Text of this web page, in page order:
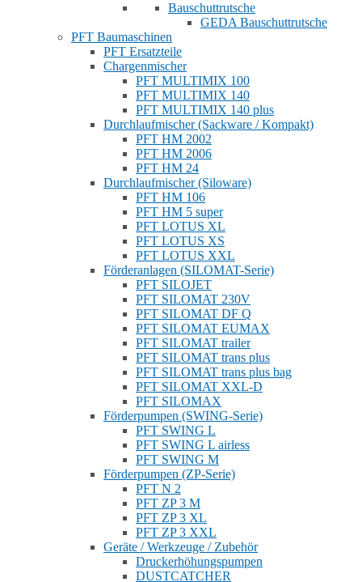
Bauschuttrutsche
GEDA Bauschuttrutsche
PFT Baumaschinen
PFT Ersatzteile
Chargenmischer
PFT MULTIMIX 100
PFT MULTIMIX 140
PFT MULTIMIX 140 plus
Durchlaufmischer (Sackware / Kompakt)
PFT HM 2002
PFT HM 2006
PFT HM 24
Durchlaufmischer (Siloware)
PFT HM 106
PFT HM 5 super
PFT LOTUS XL
PFT LOTUS XS
PFT LOTUS XXL
Förderanlagen (SILOMAT-Serie)
PFT SILOJET
PFT SILOMAT 230V
PFT SILOMAT DF Q
PFT SILOMAT EUMAX
PFT SILOMAT trailer
PFT SILOMAT trans plus
PFT SILOMAT trans plus bag
PFT SILOMAT XXL-D
PFT SILOMAX
Förderpumpen (SWING-Serie)
PFT SWING L
PFT SWING L airless
PFT SWING M
Förderpumpen (ZP-Serie)
PFT N 2
PFT ZP 3 M
PFT ZP 3 XL
PFT ZP 3 XXL
Geräte / Werkzeuge / Zubehör
Druckerhöhungspumpen
DUSTCATCHER